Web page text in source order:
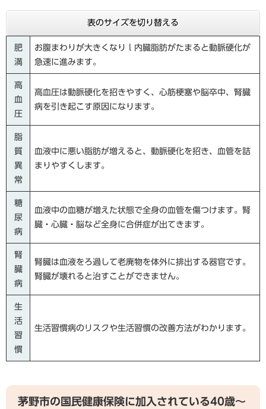
表のサイズを切り替える
肥
満
お腹まわりが大きくなりｌ内臓脂肪がたまると動脈硬化が
急速に進みます。
高
血
圧
高血圧は動脈硬化を招きやすく、心筋梗塞や脳卒中、腎臓
病を引き起こす原因になります。
脂
質
異
常
血液中に悪い脂肪が増えると、動脈硬化を招き、血管を詰
まりやすくします。
糖
尿
病
血液中の血糖が増えた状態で全身の血管を傷つけます。腎
臓・心臓・脳など全身に合併症が出てきます。
腎
臓
病
腎臓は血液をろ過して老廃物を体外に排出する器官です。
腎臓が壊れると治すことができません。
生
活
習
慣
生活習慣病のリスクや生活習慣の改善方法がわかります。
茅野市の国民健康保険に加入されている40歳～